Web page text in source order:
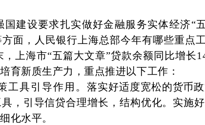
国建设要求扎实做好金融服务实体经济“
面，人民银行上海总部今年有哪些重点
，上海市“五篇大文章”贷款余额同比增长
育新质生产力，重点推进以下工作：
工具引导作用。 落实好适度宽松的货币
，引导信贷合理增长，结构优化。实施
化水平。